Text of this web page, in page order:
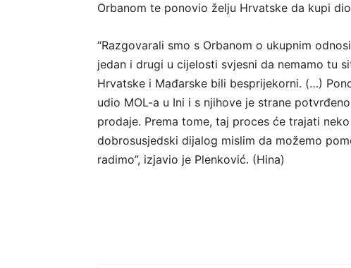
Orbanom te ponovio želju Hrvatske da kupi
“Razgovarali smo s Orbanom o ukupnim
jedan i drugi u cijelosti svjesni da nemamo tu
Hrvatske i Mađarske bili besprijekorni. (…)
udio MOL-a u Ini i s njihove je strane
prodaje. Prema tome, taj proces će trajati
dobrosusjedski dijalog mislim da možemo
radimo”, izjavio je Plenković. (Hina)